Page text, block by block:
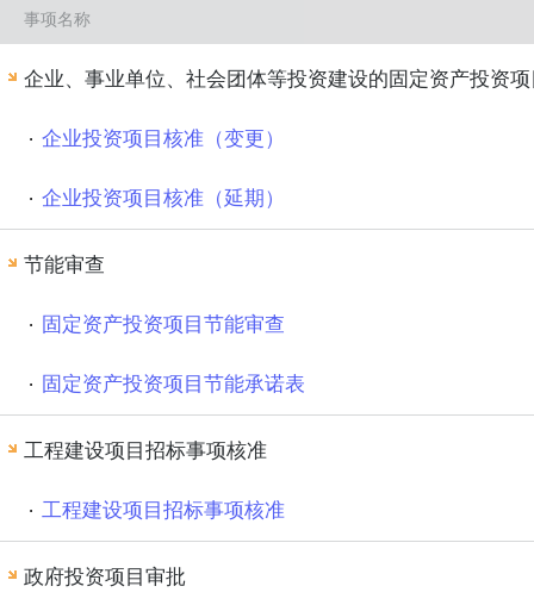
公安消防 司法公证
事项名称
企业、事业单位、社会团体等投资建设的固定资产投资
企业投资项目核准（变更）
企业投资项目核准（延期）
节能审查
固定资产投资项目节能审查
固定资产投资项目节能承诺表
工程建设项目招标事项核准
工程建设项目招标事项核准
政府投资项目审批